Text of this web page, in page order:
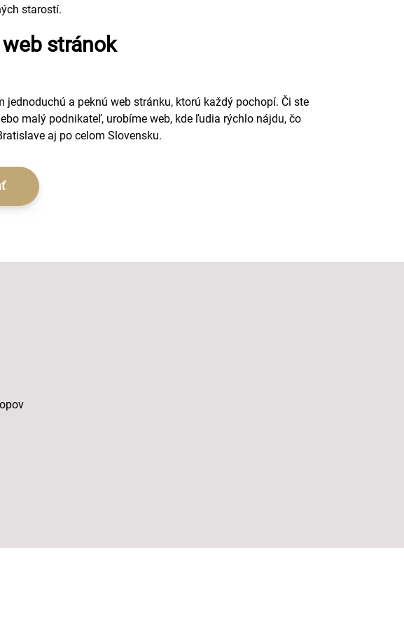
starostí.
stránok
jednoduchú a peknú web stránku, ktorú každý pochopí. Či ste
malý podnikateľ, urobíme web, kde ľudia rýchlo nájdu, čo
aj po celom Slovensku.